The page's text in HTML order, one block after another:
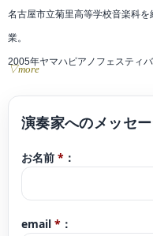
これまでに、ソロを森下陽子、
ン、藤川真弓各氏に師事。室内
名古屋市立菊里高等学校音楽科
業。
2005年ヤマハピアノフェスティ
現在はボイストレーナーとして
ルシーンやパーティー演奏など
ャンルでも演奏を行なうだけで
活動を行っている。
▽more
お名前 * ：
email * ：